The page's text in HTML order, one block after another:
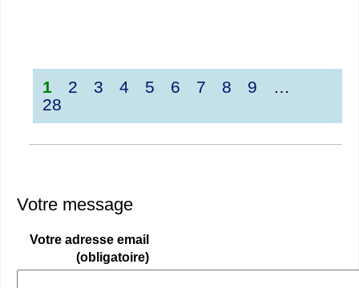
1 2 3 4 5 6 7 8 9
…
28
Votre message
Votre adresse email
(obligatoire)